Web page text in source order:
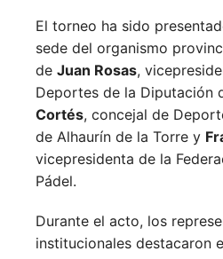
El torneo ha sido
sede del organismo
de Juan Rosas,
Deportes de la Diputación
Cortés, concejal de
de Alhaurín de la Torre y
vicepresidenta de la
Pádel.
Durante el acto, los
institucionales destacaron